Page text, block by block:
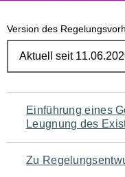
Version des
Navigation
für
den
Einführung eines
Leugnung des
Zu